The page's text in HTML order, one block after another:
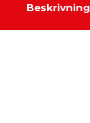
Beskrivning